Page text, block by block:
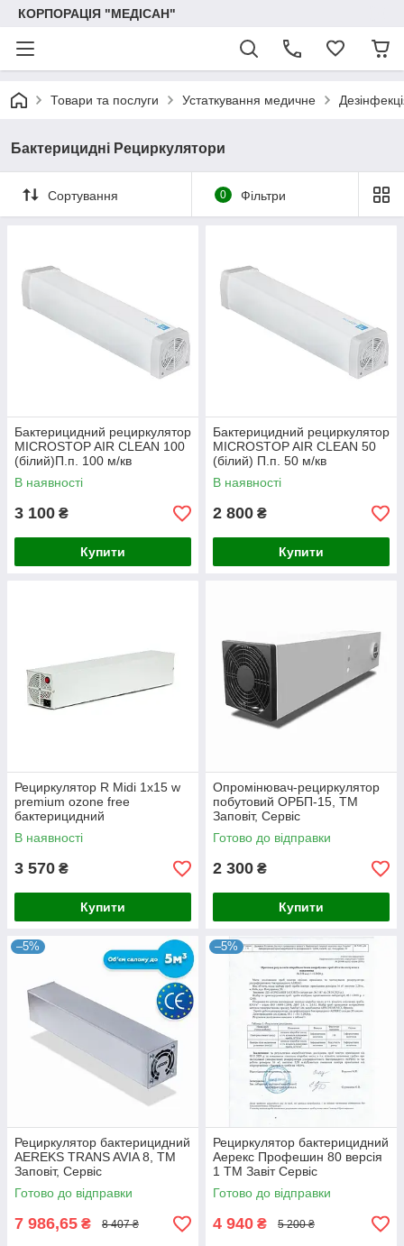
КОРПОРАЦІЯ "МЕДІСАН"
Товари та послуги Устаткування медичне
Бактерицидні Рециркулятори
Сортування 0 Фільтри
Бактерицидний рециркулятор
МICROSTOP AIR CLEAN 100
(білий)П.п. 100 м/кв
В наявності
3 100 ₴
Купити
Бактерицидний рециркулятор
MICROSTOP AIR CLEAN 50
(білий) П.п. 50 м/кв
В наявності
2 800 ₴
Купити
Рециркулятор R Midi 1х15 w
premium ozone free
бактерицидний
В наявності
3 570 ₴
Купити
Опромінювач-рециркулятор
побутовий ОРБП-15, ТМ
Заповіт, Сервіс
Готово до відправки
2 300 ₴
Купити
–5%
Рециркулятор бактерицидний
AEREKS TRANS AVIA 8, ТМ
Заповіт, Сервіс
Готово до відправки
7 986,65 ₴ 8 407 ₴
–5%
Рециркулятор бактерицидний
Аерекс Профешин 80 версія
1 ТМ Завіт Сервіс
Готово до відправки
4 940 ₴ 5 200 ₴